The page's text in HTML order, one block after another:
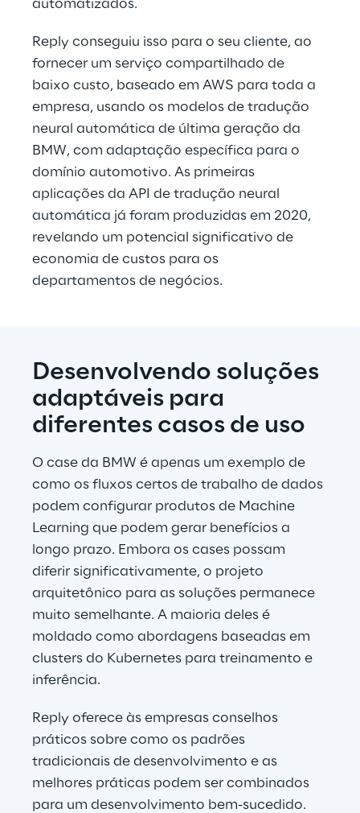
automatizados.
Reply conseguiu isso para o seu cliente, ao
fornecer um serviço compartilhado de
baixo custo, baseado em AWS para toda a
empresa, usando os modelos de tradução
neural automática de última geração da
BMW, com adaptação específica para o
domínio automotivo. As primeiras
aplicações da API de tradução neural
automática já foram produzidas em 2020,
revelando um potencial significativo de
economia de custos para os
departamentos de negócios.
Desenvolvendo soluções
adaptáveis para
diferentes casos de uso
O case da BMW é apenas um exemplo de
como os fluxos certos de trabalho de dados
podem configurar produtos de Machine
Learning que podem gerar benefícios a
longo prazo. Embora os cases possam
diferir significativamente, o projeto
arquitetônico para as soluções permanece
muito semelhante. A maioria deles é
moldado como abordagens baseadas em
clusters do Kubernetes para treinamento e
inferência.
Reply oferece às empresas conselhos
práticos sobre como os padrões
tradicionais de desenvolvimento e as
melhores práticas podem ser combinados
para um desenvolvimento bem-sucedido.